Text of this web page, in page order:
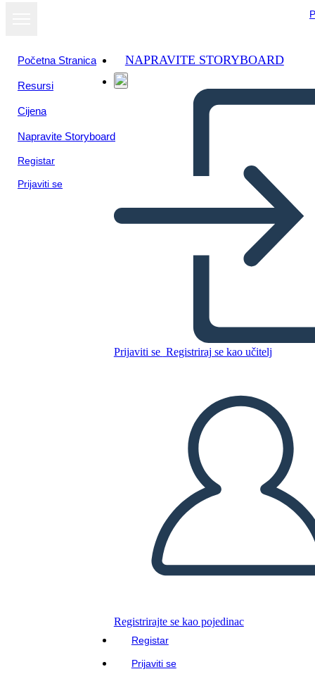
Početna Stranica
Resursi
Cijena
Napravite Storyboard
Registar
Prijaviti se
NAPRAVITE STORYBOARD
Prijaviti se Registriraj se kao učitelj
Registrirajte se kao pojedinac
Registar
Prijaviti se
Kopirajte ovaj Storyboard
IZRADITE PLOČU SCENARIJA
ČITAJ MI